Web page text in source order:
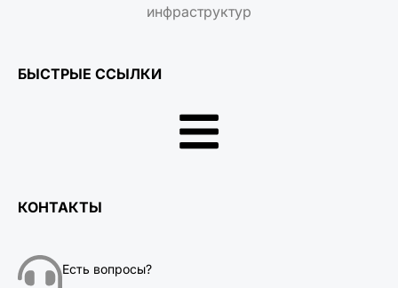
инфраструктур
БЫСТРЫЕ ССЫЛКИ
КОНТАКТЫ
Есть вопросы?